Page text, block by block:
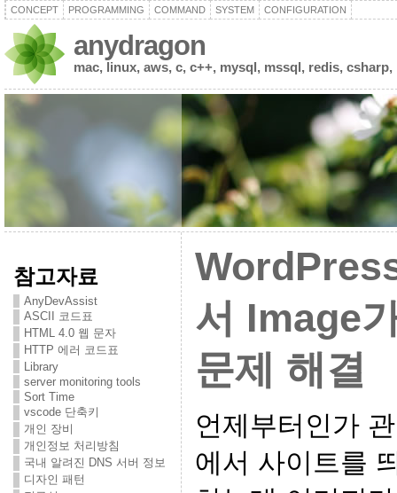
CONCEPT PROGRAMMING COMMAND SYSTEM CONFIGURATION
anydragon
mac, linux, aws, c, c++, mysql, mssql, redis,
참고자료
AnyDevAssist
ASCII 코드표
HTML 4.0 웹 문자
HTTP 에러 코드표
Library
server monitoring tools
Sort Time
vscode 단축키
개인 장비
개인정보 처리방침
국내 알려진 DNS 서버 정보
디자인 패턴
서 Image
문제 해결
언제부터인가
에서 사이트를